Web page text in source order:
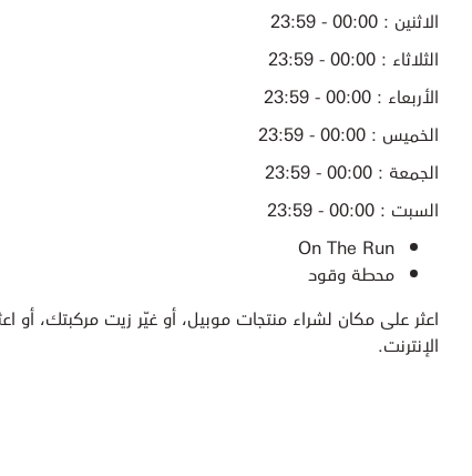
الاثنين : 00:00 - 23:59
الثلاثاء : 00:00 - 23:59
الأربعاء : 00:00 - 23:59
الخميس : 00:00 - 23:59
الجمعة : 00:00 - 23:59
السبت : 00:00 - 23:59
On The Run
محطة وقود
اعثر على مكان لشراء منتجات موبيل، أو غيّر زيت مركبتك، أو
الإنترنت.